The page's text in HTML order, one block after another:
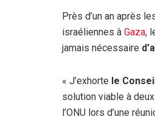
Près d’un an après
israéliennes à Gaza,
jamais nécessaire
« J’exhorte le
solution viable à
l’ONU lors d’une